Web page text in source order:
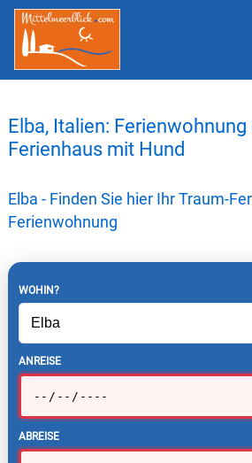
Elba, Italien: Ferienwohnung
Ferienhaus mit Hund
Elba - Finden Sie hier Ihr Traum-
Ferienwohnung
WOHIN?
ANREISE
ABREISE